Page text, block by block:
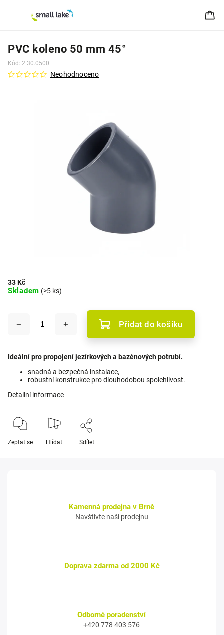
PVC koleno 50 mm 45°
Kód: 2.30.0500
Neohodnoceno
33 Kč
Skladem (>5 ks)
Přidat do košíku
Ideální pro propojení jezírkových a bazénových potrubí.
snadná a bezpečná instalace,
robustní konstrukce pro dlouhodobou spolehlivost.
Detailní informace
Zeptat se Hlídat Sdílet
Kamenná prodejna v Brně
Navštivte naši prodejnu
Doprava zdarma od 2000 Kč
Odborné poradenství
+420 778 403 576